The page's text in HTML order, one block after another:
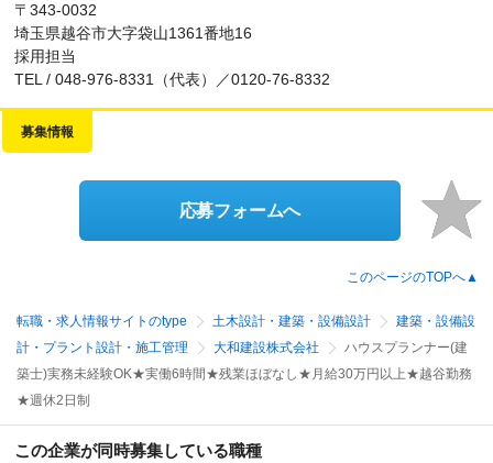
〒343-0032
埼玉県越谷市大字袋山1361番地16
採用担当
TEL / 048-976-8331（代表）／0120-76-8332
募集情報
応募フォームへ
このページのTOPへ▲
転職・求人情報サイトのtype 土木設計・建築・設備設計
建築・設備設
計・プラント設計・施工管理
大和建設株式会社
ハウスプランナー(建
築士)実務未経験OK★実働6時間★残業ほぼなし★月給30万円以上★越谷勤務
★週休2日制
この企業が同時募集している職種